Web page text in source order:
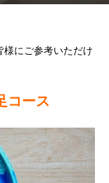
様にご参考いただけ
コース